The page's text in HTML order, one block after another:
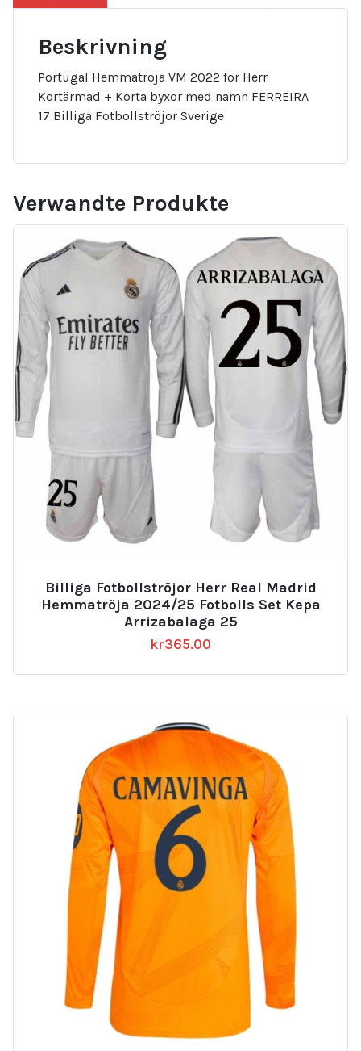
Beskrivning
Portugal Hemmatröja VM 2022 för Herr
Kortärmad + Korta byxor med namn FERREIRA
17 Billiga Fotbollströjor Sverige
Verwandte Produkte
Billiga Fotbollströjor Herr Real Madrid
Hemmatröja 2024/25 Fotbolls Set Kepa
Arrizabalaga 25
kr365.00